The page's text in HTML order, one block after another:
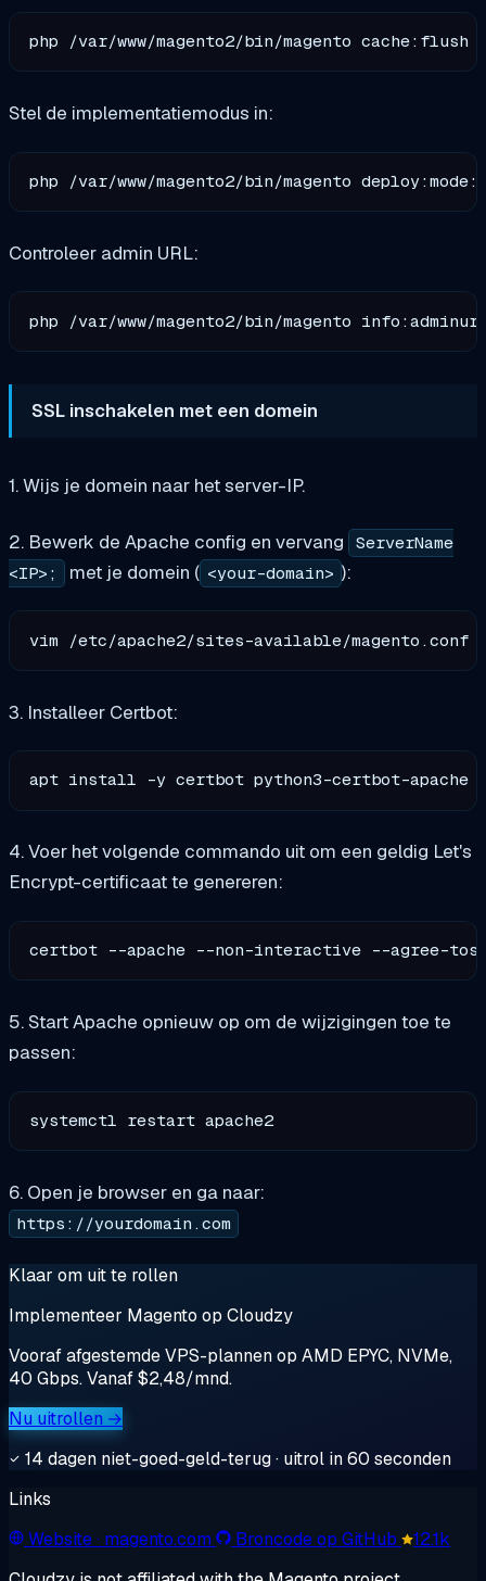
Stel de implementatiemodus in:
Controleer admin URL:
SSL inschakelen met een domein
1. Wijs je domein naar het server-IP.
2. Bewerk de Apache config en vervang
ServerName
<IP>;
met je domein ( <your-domain> ):
3. Installeer Certbot:
4. Voer het volgende commando uit om een geldig Let's
Encrypt-certificaat te genereren:
certbot --apache --non-interactive --agree-
5. Start Apache opnieuw op om de wijzigingen toe te
passen:
6. Open je browser en ga naar:
https://yourdomain.com
Klaar om uit te rollen
Implementeer Magento op Cloudzy
Vooraf afgestemde VPS-plannen op AMD EPYC, NVMe,
40 Gbps. Vanaf $2,48/mnd.
Nu uitrollen →
14 dagen niet-goed-geld-terug · uitrol in 60 seconden
Links
Website· magento.com Broncode op GitHub
12.1k